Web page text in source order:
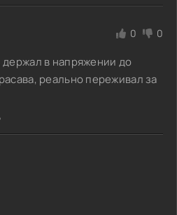
0 0
в напряжении до
реально переживал за